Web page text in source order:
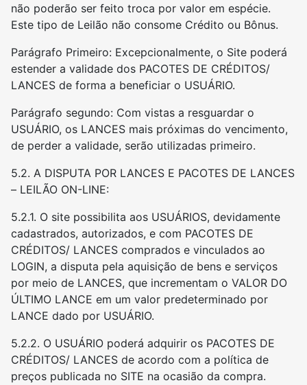
não poderão ser feito troca por valor em espécie.
Este tipo de Leilão não consome Crédito ou Bônus.
Parágrafo Primeiro: Excepcionalmente, o Site poderá
estender a validade dos PACOTES DE CRÉDITOS/
LANCES de forma a beneficiar o USUÁRIO.
Parágrafo segundo: Com vistas a resguardar o
USUÁRIO, os LANCES mais próximas do vencimento,
de perder a validade, serão utilizadas primeiro.
5.2. A DISPUTA POR LANCES E PACOTES DE LANCES
– LEILÃO ON-LINE:
5.2.1. O site possibilita aos USUÁRIOS, devidamente
cadastrados, autorizados, e com PACOTES DE
CRÉDITOS/ LANCES comprados e vinculados ao
LOGIN, a disputa pela aquisição de bens e serviços
por meio de LANCES, que incrementam o VALOR DO
ÚLTIMO LANCE em um valor predeterminado por
LANCE dado por USUÁRIO.
5.2.2. O USUÁRIO poderá adquirir os PACOTES DE
CRÉDITOS/ LANCES de acordo com a política de
preços publicada no SITE na ocasião da compra.